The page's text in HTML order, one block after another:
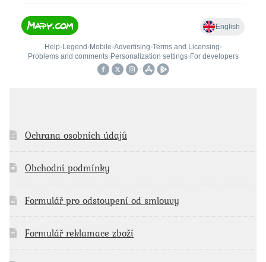
Ochrana osobních údajů
Obchodní podmínky
Formulář pro odstoupení od smlouvy
Formulář reklamace zboží